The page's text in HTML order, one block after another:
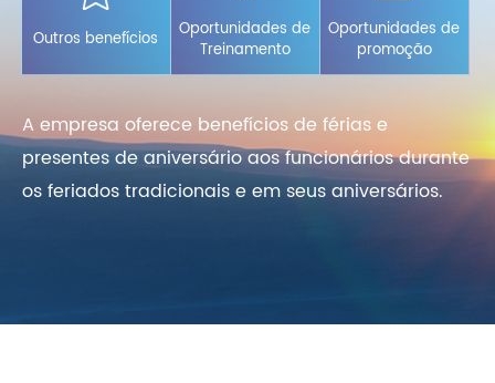
Outros benefícios
Oportunidades de
Treinamento
Oportunidades de
promoção
A empresa oferece benefícios de férias e
presentes de aniversário aos funcionários durante
os feriados tradicionais e em seus aniversários.
A